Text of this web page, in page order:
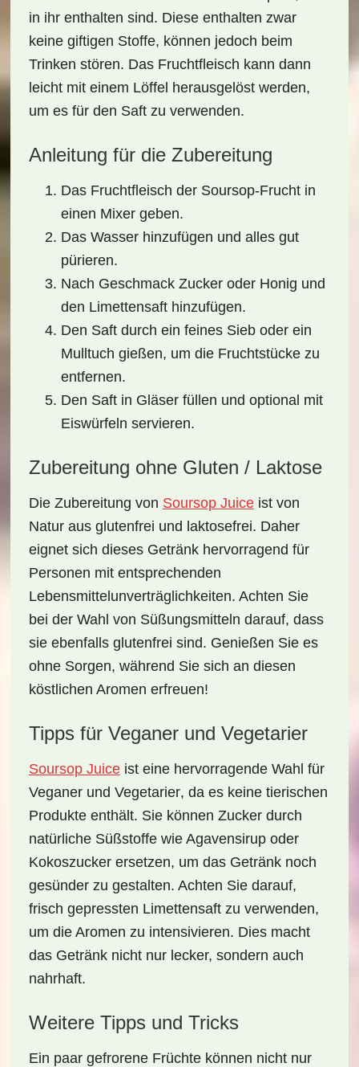
in ihr enthalten sind. Diese enthalten zwar
keine giftigen Stoffe, können jedoch beim
Trinken stören. Das Fruchtfleisch kann dann
leicht mit einem Löffel herausgelöst werden,
um es für den Saft zu verwenden.
Anleitung für die Zubereitung
Das Fruchtfleisch der Soursop-Frucht in
einen Mixer geben.
Das Wasser hinzufügen und alles gut
pürieren.
Nach Geschmack Zucker oder Honig und
den Limettensaft hinzufügen.
Den Saft durch ein feines Sieb oder ein
Mulltuch gießen, um die Fruchtstückezu
entfernen.
Den Saft in Gläser füllen und optional mit
Eiswürfeln servieren.
Zubereitung ohne Gluten / Laktose
Die Zubereitung von Soursop Juiceist von
Natur aus glutenfrei und laktosefrei. Daher
eignet sich dieses Getränk hervorragend für
Personen mit entsprechenden
Lebensmittelunverträglichkeiten. Achten Sie
bei der Wahl von Süßungsmitteln darauf, dass
sie ebenfalls glutenfrei sind. Genießen Sie es
ohne Sorgen, während Sie sich an diesen
köstlichen Aromen erfreuen!
Tipps für Veganer und Vegetarier
Soursop Juiceist eine hervorragende Wahl für
Veganer und Vegetarier, da es keine tierischen
Produkte enthält. Sie können Zucker durch
natürliche Süßstoffe wie Agavensirup oder
Kokoszucker ersetzen, um das Getränk noch
gesünder zu gestalten. Achten Sie darauf,
frisch gepressten Limettensaft zu verwenden,
um die Aromen zu intensivieren. Dies macht
das Getränk nicht nur lecker, sondern auch
nahrhaft.
Weitere Tipps und Tricks
Ein paar gefrorene Früchte können nicht nur